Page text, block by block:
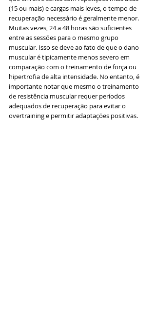
(15 ou mais) e cargas mais leves, o tempo de
recuperação necessário é geralmente menor.
Muitas vezes, 24 a 48 horas são suficientes
entre as sessões para o mesmo grupo
muscular. Isso se deve ao fato de que o dano
muscular é tipicamente menos severo em
comparação com o treinamento de força ou
hipertrofia de alta intensidade. No entanto, é
importante notar que mesmo o treinamento
de resistência muscular requer períodos
adequados de recuperação para evitar o
overtraining e permitir adaptações positivas.